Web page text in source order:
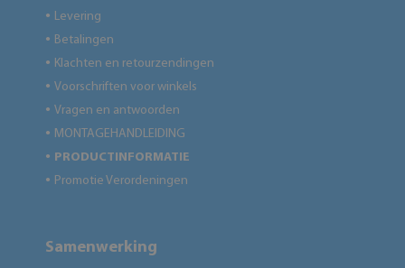
● Levering
● Betalingen
● Klachten en retourzendingen
● Voorschriften voor winkels
● Vragen en antwoorden
● MONTAGEHANDLEIDING
● PRODUCTINFORMATIE
● Promotie Verordeningen
Samenwerking